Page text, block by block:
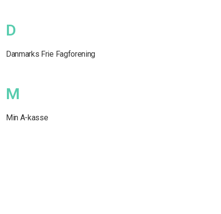
D
Danmarks Frie Fagforening
M
Min A-kasse